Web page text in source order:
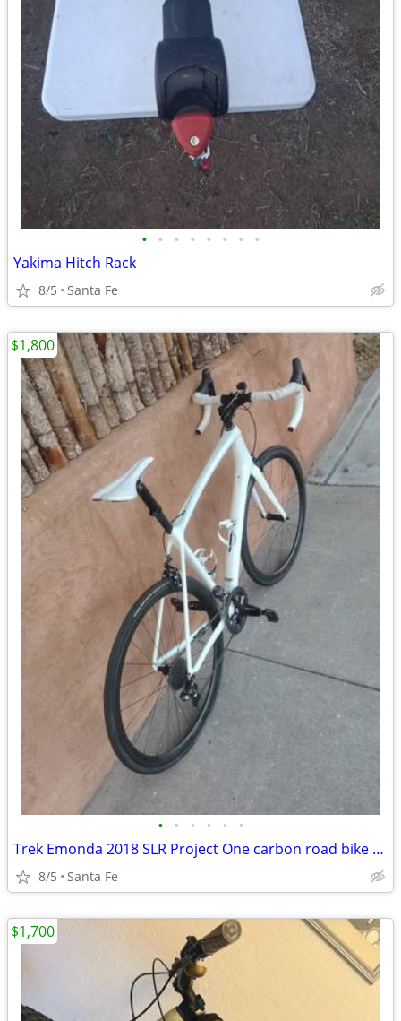
• • • • • • • •
Yakima Hitch Rack
8/5 Santa Fe
• • • • • •
Trek Emonda 2018 SLR Project One carbon road bike Large
8/5 Santa Fe
$1,800
$1,700